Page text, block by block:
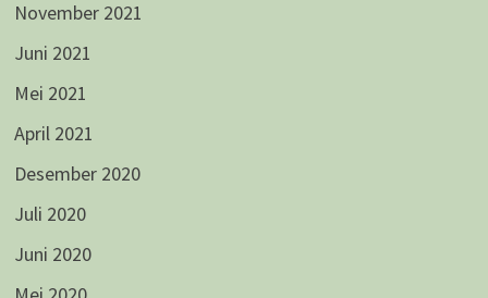
November 2021
Juni 2021
Mei 2021
April 2021
Desember 2020
Juli 2020
Juni 2020